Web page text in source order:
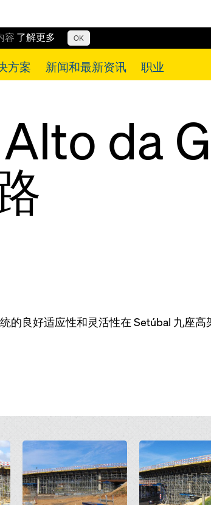
容 了解更多 OK
方案 新闻和最新资讯 职业
da
的良好适应性和灵活性在 Setúbal 九座
Open Open